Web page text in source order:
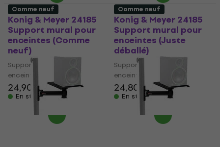
Konig & Meyer 24185
Support mural pour
enceintes (Comme
neuf)
Support mural pour
enceintes
24,90 €26,73 €
En stock
Konig & Meyer 24185
Support mural pour
enceintes (Juste
déballé)
Support mural pour
enceintes
24,80 €25,40 €
En stock
Comme neuf Comme neuf